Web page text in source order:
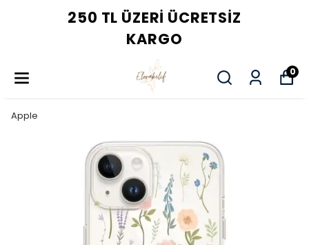
250 TL ÜZERI ÜCRETSIZ
KARGO
0
Apple